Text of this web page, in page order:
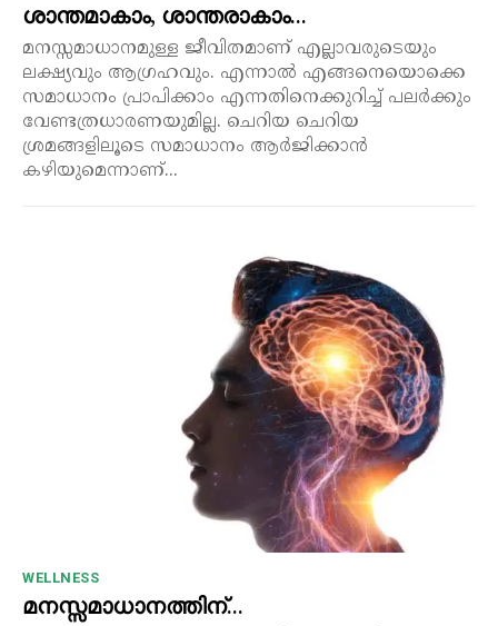
ശാന്തമാകാം, ശാന്തരാകാം…
മനസ്സമാധാനമുള്ള ജീവിതമാണ് എല്ലാവരുടെയും
ലക്ഷ്യവും ആഗ്രഹവും. എന്നാൽ എങ്ങനെയൊക്കെ
സമാധാനം പ്രാപിക്കാം എന്നതിനെക്കുറിച്ച് പലർക്കും
വേണ്ടത്രധാരണയുമില്ല. ചെറിയ ചെറിയ
ശ്രമങ്ങളിലൂടെ സമാധാനം ആർജിക്കാൻ
കഴിയുമെന്നാണ്...
WELLNESS
മനസ്സമാധാനത്തിന്…